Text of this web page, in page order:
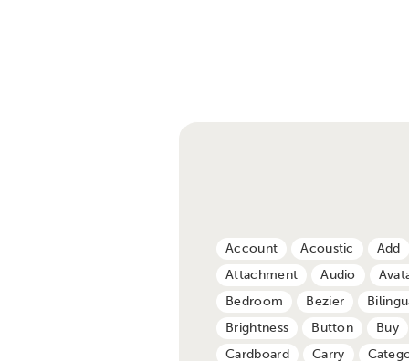
Account Acoustic
Add
Attachment
Audio
Bedroom
Bezier
Brightness
Button
Buy
Cardboard
Carry